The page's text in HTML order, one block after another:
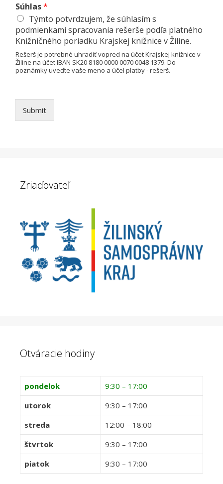
Súhlas*
Týmto potvrdzujem, že súhlasím s
podmienkami spracovania rešerše podľa platného
Knižničného poriadku Krajskej knižnice v Žiline.
Rešerš je potrebné uhradiť vopred na účet Krajskej knižnice v
Žiline na účet IBAN SK20 8180 0000 0070 0048 1379. Do
poznámky uveďte vaše meno a účel platby - rešerš.
Submit
Zriaďovateľ
Otváracie hodiny
pondelok
9:30 – 17:00
utorok
9:30 – 17:00
streda
12:00 – 18:00
štvrtok
9:30 – 17:00
piatok
9:30 – 17:00